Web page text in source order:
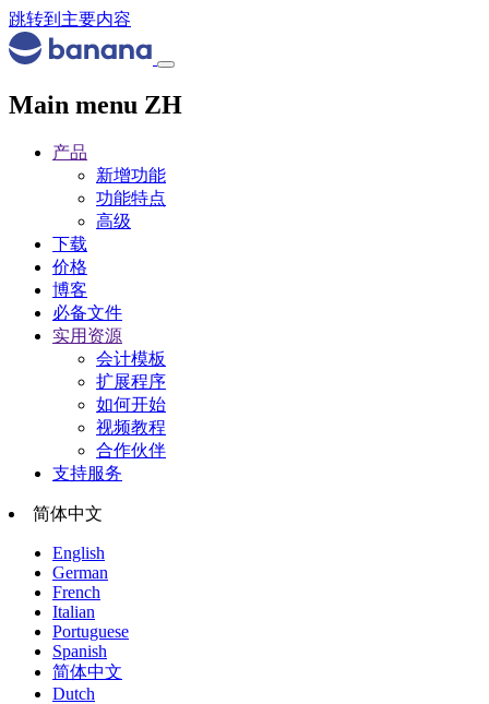
跳转到主要内容
Main menu ZH
产品
新增功能
功能特点
高级
下载
价格
博客
必备文件
实用资源
会计模板
扩展程序
如何开始
视频教程
合作伙伴
支持服务
简体中文
English
German
French
Italian
Portuguese
Spanish
简体中文
Dutch